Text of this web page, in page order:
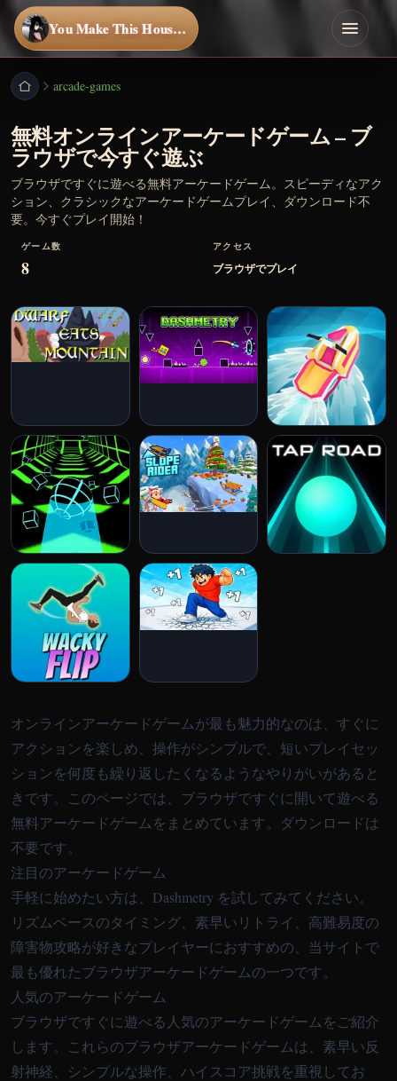
You Make This House a Home
arcade-games
無料オンラインアーケードゲーム – ブ
ラウザで今すぐ遊ぶ
ブラウザですぐに遊べる無料アーケードゲーム。スピーディなアク
ション、クラシックなアーケードゲームプレイ、ダウンロード不
要。今すぐプレイ開始！
ゲーム数
8
アクセス
ブラウザでプレイ
オンラインアーケードゲームが最も魅力的なのは、すぐに
アクションを楽しめ、操作がシンプルで、短いプレイセッ
ションを何度も繰り返したくなるようなやりがいがあると
きです。このページでは、ブラウザですぐに開いて遊べる
無料アーケードゲームをまとめています。ダウンロードは
不要です。
注目のアーケードゲーム
手軽に始めたい方は、 Dashmetry を試してみてください。
リズムベースのタイミング、素早いリトライ、高難易度の
障害物攻略が好きなプレイヤーにおすすめの、当サイトで
最も優れたブラウザアーケードゲームの一つです。
人気のアーケードゲーム
ブラウザですぐに遊べる人気のアーケードゲームをご紹介
します。これらのブラウザアーケードゲームは、素早い反
射神経、シンプルな操作、ハイスコア挑戦を重視してお